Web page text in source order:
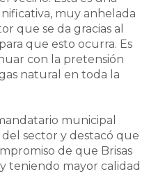
muy anhelada
que se da gracias al
que esto ocurra. Es
con la pretensión
natural en toda la
municipal
del sector y destacó que
de que Brisas
teniendo mayor calidad